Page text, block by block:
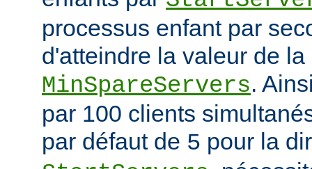
processus enfant par
d'atteindre la valeur de
MinSpareServers.
par 100 clients
par défaut de 5 pour la